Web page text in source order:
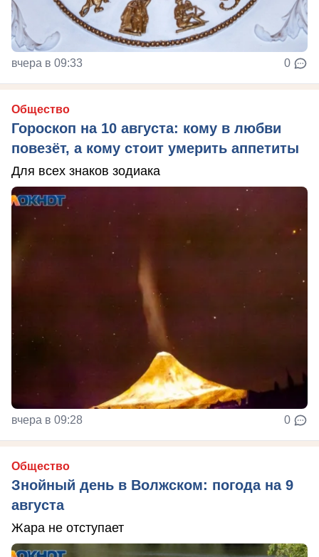
вчера в 09:33 0
Общество
Гороскоп на 10 августа: кому в любви
повезёт, а кому стоит умерить аппетиты
Для всех знаков зодиака
вчера в 09:28 0
Общество
Знойный день в Волжском: погода на 9
августа
Жара не отступает